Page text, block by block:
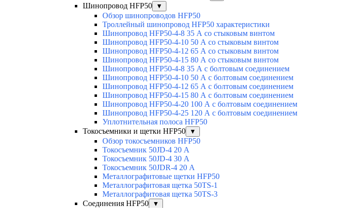
Шинопровод HFP50 ▼
Обзор шинопроводов HFP50
Троллейный шинопровод HFP50 характеристики
Шинопровод HFP50-4-8 35 А со стыковым винтом
Шинопровод HFP50-4-10 50 А со стыковым винтом
Шинопровод HFP50-4-12 65 А со стыковым винтом
Шинопровод HFP50-4-15 80 А со стыковым винтом
Шинопровод HFP50-4-8 35 А с болтовым соединением
Шинопровод HFP50-4-10 50 А с болтовым соединением
Шинопровод HFP50-4-12 65 А с болтовым соединением
Шинопровод HFP50-4-15 80 А с болтовым соединением
Шинопровод HFP50-4-20 100 А с болтовым соединением
Шинопровод HFP50-4-25 120 А с болтовым соединением
Уплотнительная полоса HFP50
Токосъемники и щетки HFP50
▼
Обзор токосъемников HFP50
Токосъемник 50JD-4 20 А
Токосъемник 50JD-4 30 А
Токосъемник 50JDR-4 20 А
Металлографитовые щетки HFP50
Металлографитовая щетка 50TS-1
Металлографитовая щетка 50TS-3
Соединения HFP50
▼